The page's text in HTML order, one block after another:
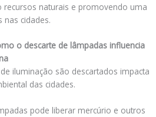
recursos naturais e promovendo uma
nas cidades.
o descarte de lâmpadas influencia
iluminação são descartados impacta
das cidades.
pode liberar mercúrio e outros